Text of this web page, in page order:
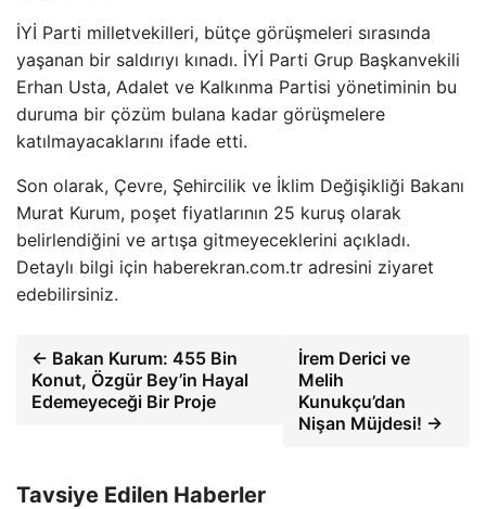
İYİ Parti milletvekilleri, bütçe görüşmeleri sırasında
yaşanan bir saldırıyı kınadı. İYİ Parti Grup Başkanvekili
Erhan Usta, Adalet ve Kalkınma Partisi yönetiminin bu
duruma bir çözüm bulana kadar görüşmelere
katılmayacaklarını ifade etti.
Son olarak, Çevre, Şehircilik ve İklim Değişikliği Bakanı
Murat Kurum, poşet fiyatlarının 25 kuruş olarak
belirlendiğini ve artışa gitmeyeceklerini açıkladı.
Detaylı bilgi için haberekran.com.tr adresini ziyaret
edebilirsiniz.
← Bakan Kurum: 455 Bin
Konut, Özgür Bey’in Hayal
Edemeyeceği Bir Proje
İrem Derici ve
Melih
Kunukçu’dan
Nişan Müjdesi! →
Tavsiye Edilen Haberler